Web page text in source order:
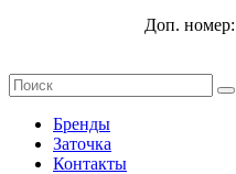
Доп. номер:
Бренды
Заточка
Контакты